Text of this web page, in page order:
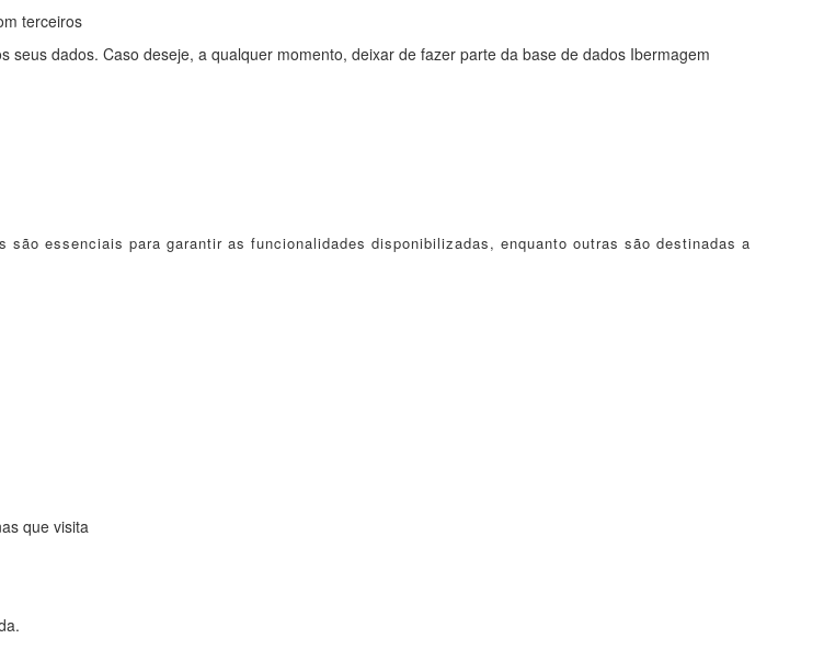
terceiros
dados. Caso deseje, a qualquer momento, deixar de fazer parte da base de dados Ibermagem
essenciais para garantir as funcionalidades disponibilizadas, enquanto outras são destinadas a
que visita